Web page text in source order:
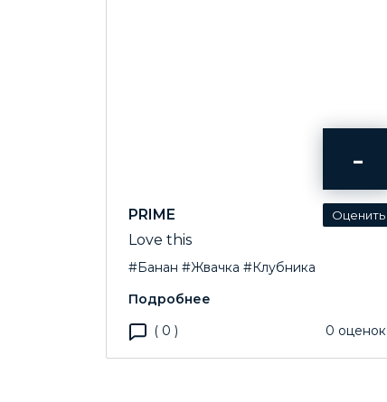
-
PRIME
Love this
#Банан #Жвачка #Клубника
( 0 ) 0 оценок